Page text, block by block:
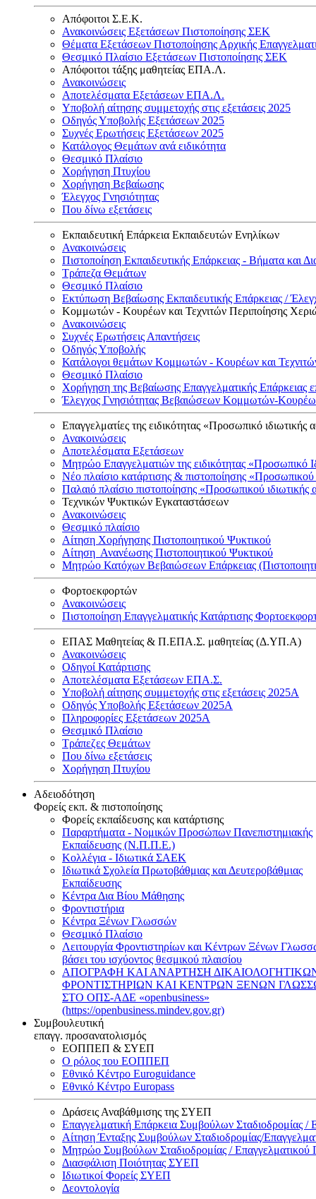
Απόφοιτοι Σ.Ε.Κ.
Ανακοινώσεις Εξετάσεων Πιστοποίησης ΣΕΚ
Θέματα Εξετάσεων Πιστοποίησης Αρχικής
Θεσμικό Πλαίσιο Εξετάσεων Πιστοποίησης ΣΕΚ
Απόφοιτοι τάξης μαθητείας ΕΠΑ.Λ.
Ανακοινώσεις
Αποτελέσματα Εξετάσεων ΕΠΑ.Λ.
Υποβολή αίτησης συμμετοχής στις εξετάσεις 2025
Οδηγός Υποβολής Εξετάσεων 2025
Συχνές Ερωτήσεις Εξετάσεων 2025
Κατάλογος Θεμάτων ανά ειδικότητα
Θεσμικό Πλαίσιο
Χορήγηση Πτυχίου
Χορήγηση Βεβαίωσης
Έλεγχος Γνησιότητας
Που δίνω εξετάσεις
Εκπαιδευτική Επάρκεια Εκπαιδευτών Ενηλίκων
Ανακοινώσεις
Πιστοποίηση Εκπαιδευτικής Επάρκειας - Βήματα και
Τράπεζα Θεμάτων
Θεσμικό Πλαίσιο
Εκτύπωση Βεβαίωσης Εκπαιδευτικής Επάρκειας /
Κομμωτών - Κουρέων και Τεχνιτών Περιποίησης
Ανακοινώσεις
Συχνές Ερωτήσεις Απαντήσεις
Οδηγός Υποβολής
Κατάλογοι θεμάτων Κομμωτών - Κουρέων και
Θεσμικό Πλαίσιο
Χορήγηση της Βεβαίωσης Επαγγελματικής
Έλεγχος Γνησιότητας Βεβαιώσεων Κομμωτών-
Επαγγελματίες της ειδικότητας «Προσωπικό ιδιωτικής
Ανακοινώσεις
Αποτελέσματα Εξετάσεων
Μητρώο Επαγγελματιών της ειδικότητας «Προσωπικό
Νέο πλαίσιο κατάρτισης & πιστοποίησης «Προσωπικού
Παλαιό πλαίσιο πιστοποίησης «Προσωπικού
Τεχνικών Ψυκτικών Εγκαταστάσεων
Ανακοινώσεις
Θεσμικό πλαίσιο
Αίτηση Χορήγησης Πιστοποιητικού Ψυκτικού
Αίτηση Ανανέωσης Πιστοποιητικού Ψυκτικού
Μητρώο Κατόχων Βεβαιώσεων Επάρκειας
Φορτοεκφορτών
Ανακοινώσεις
Πιστοποίηση Επαγγελματικής Κατάρτισης
ΕΠΑΣ Μαθητείας & Π.ΕΠΑ.Σ. μαθητείας (Δ.ΥΠ.Α)
Ανακοινώσεις
Oδηγοί Κατάρτισης
Αποτελέσματα Εξετάσεων ΕΠΑ.Σ.
Υποβολή αίτησης συμμετοχής στις εξετάσεις 2025Α
Οδηγός Υποβολής Εξετάσεων 2025A
Πληροφορίες Εξετάσεων 2025Α
Θεσμικό Πλαίσιο
Τράπεζες Θεμάτων
Που δίνω εξετάσεις
Χορήγηση Πτυχίου
Αδειοδότηση
Φορείς εκπ. & πιστοποίησης
Φορείς εκπαίδευσης και κατάρτισης
Παραρτήματα - Νομικών Προσώπων Πανεπιστημιακής
Εκπαίδευσης (Ν.Π.Π.Ε.)
Κολλέγια - Ιδιωτικά ΣΑΕΚ
Ιδιωτικά Σχολεία Πρωτοβάθμιας και Δευτεροβάθμιας
Εκπαίδευσης
Κέντρα Δια Βίου Μάθησης
Φροντιστήρια
Κέντρα Ξένων Γλωσσών
Θεσμικό Πλαίσιο
Λειτουργία Φροντιστηρίων και Κέντρων Ξένων
βάσει του ισχύοντος θεσμικού πλαισίου
ΑΠΟΓΡΑΦΗ ΚΑΙ ΑΝΑΡΤΗΣΗ
ΦΡΟΝΤΙΣΤΗΡΙΩΝ ΚΑΙ ΚΕΝΤΡΩΝ ΞΕΝΩΝ
ΣΤΟ ΟΠΣ-ΑΔΕ «openbusiness»
(https://openbusiness.mindev.gov.gr)
Συμβουλευτική
επαγγ. προσανατολισμός
ΕΟΠΠΕΠ & ΣΥΕΠ
Ο ρόλος του ΕΟΠΠΕΠ
Εθνικό Κέντρο Euroguidance
Εθνικό Κέντρο Europass
Δράσεις Αναβάθμισης της ΣΥΕΠ
Επαγγελματική Επάρκεια Συμβούλων Σταδιοδρομίας /
Αίτηση Ένταξης Συμβούλων Σταδιοδρομίας/
Μητρώο Συμβούλων Σταδιοδρομίας / Επαγγελματικού
Διασφάλιση Ποιότητας ΣΥΕΠ
Ιδιωτικοί Φορείς ΣΥΕΠ
Δεοντολογία